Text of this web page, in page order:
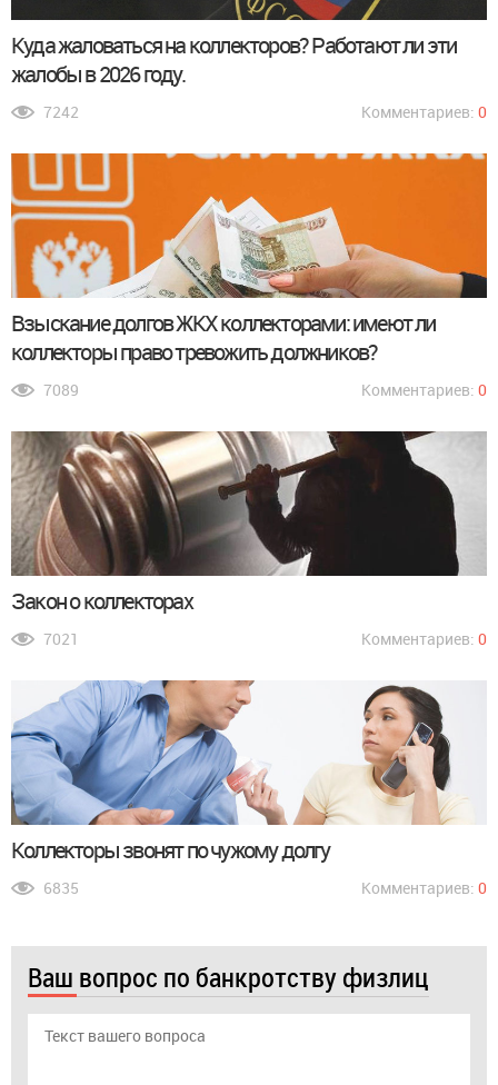
Куда жаловаться на коллекторов? Работают ли эти
жалобы в 2026 году.
7242 Комментариев: 0
Взыскание долгов ЖКХ коллекторами: имеют ли
коллекторы право тревожить должников?
7089 Комментариев: 0
Закон о коллекторах
7021 Комментариев: 0
Коллекторы звонят по чужому долгу
6835 Комментариев: 0
Ваш вопрос по банкротству физлиц